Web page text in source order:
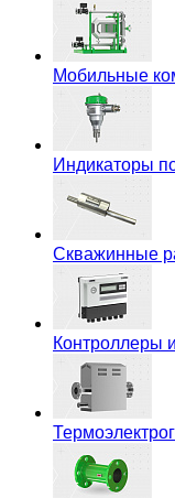
Мобильные
Индикаторы
Скважинные
Контроллеры